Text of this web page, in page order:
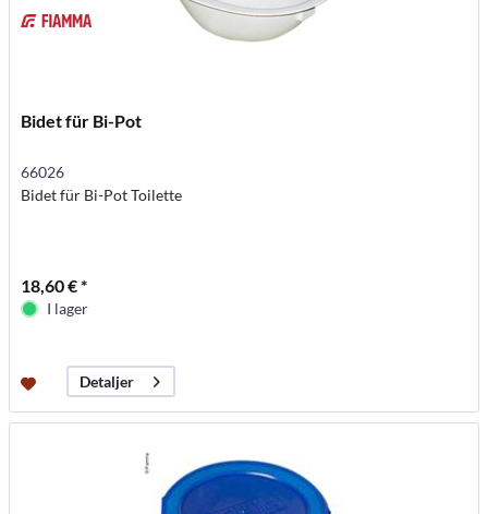
Bidet für Bi-Pot
66026
Bidet für Bi-Pot Toilette
18,60 € *
I lager
Detaljer